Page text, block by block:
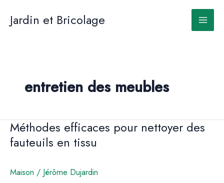
contenu
Jardin et Bricolage
entretien des meubles
Méthodes efficaces pour nettoyer des
fauteuils en tissu
Maison / Jérôme Dujardin